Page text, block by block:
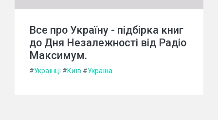
Все про Україну - підбірка книг
до Дня Незалежності від Радіо
Максимум.
#Українці #Київ #Україна